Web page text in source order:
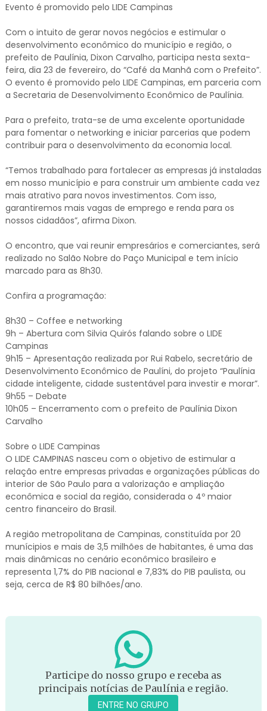
Evento é promovido pelo LIDE Campinas
Com o intuito de gerar novos negócios e estimular o
desenvolvimento econômico do município e região, o
prefeito de Paulínia, Dixon Carvalho, participa nesta sexta-
feira, dia 23 de fevereiro, do “Café da Manhã com o Prefeito”.
O evento é promovido pelo LIDE Campinas, em parceria com
a Secretaria de Desenvolvimento Econômico de Paulínia.
Para o prefeito, trata-se de uma excelente oportunidade
para fomentar o networking e iniciar parcerias que podem
contribuir para o desenvolvimento da economia local.
“Temos trabalhado para fortalecer as empresas já instaladas
em nosso município e para construir um ambiente cada vez
mais atrativo para novos investimentos. Com isso,
garantiremos mais vagas de emprego e renda para os
nossos cidadãos”, afirma Dixon.
O encontro, que vai reunir empresários e comerciantes, será
realizado no Salão Nobre do Paço Municipal e tem início
marcado para as 8h30.
Confira a programação:
8h30 – Coffee e networking
9h – Abertura com Silvia Quirós falando sobre o LIDE
Campinas
9h15 – Apresentação realizada por Rui Rabelo, secretário de
Desenvolvimento Econômico de Paulíni, do projeto “Paulínia
cidade inteligente, cidade sustentável para investir e morar”.
9h55 – Debate
10h05 – Encerramento com o prefeito de Paulínia Dixon
Carvalho
Sobre o LIDE Campinas
O LIDE CAMPINAS nasceu com o objetivo de estimular a
relação entre empresas privadas e organizações públicas do
interior de São Paulo para a valorização e ampliação
econômica e social da região, considerada o 4º maior
centro financeiro do Brasil.
A região metropolitana de Campinas, constituída por 20
munícipios e mais de 3,5 milhões de habitantes, é uma das
mais dinâmicas no cenário econômico brasileiro e
representa 1,7% do PIB nacional e 7,83% do PIB paulista, ou
seja, cerca de R$ 80 bilhões/ano.
Participe do nosso grupo e receba as
principais notícias de Paulínia e região.
ENTRE NO GRUPO